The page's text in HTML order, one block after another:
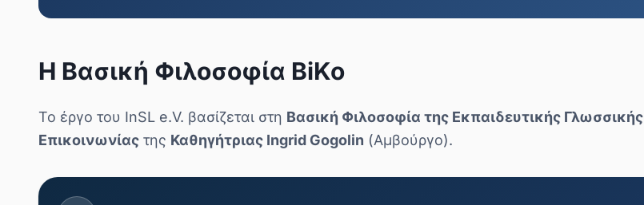
Η Βασική Φιλοσοφία BiKo
Το έργο του InSL e.V. βασίζεται στη Βασική Φιλοσοφία της Εκπαιδευτικής Γλωσσικής
Επικοινωνίας της Καθηγήτριας Ingrid Gogolin (Αμβούργο).